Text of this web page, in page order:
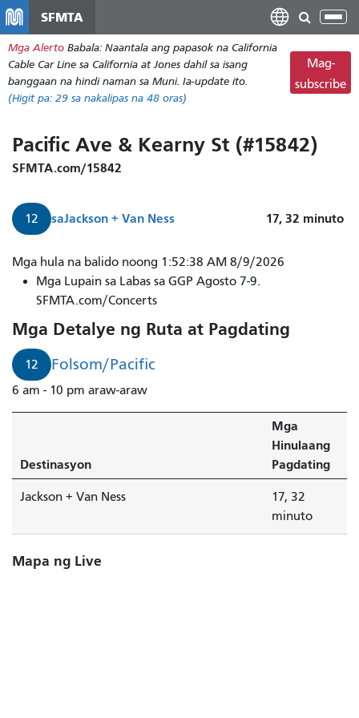
pangunahing
nilalaman
SFMTA
I-
ang
Mga Alerto Babala: Naantala ang papasok na California
Cable Car Line sa California at Jones dahil sa isang
banggaan na hindi naman sa Muni. Ia-update ito.
(Higit pa: 29 sa nakalipas na 48 oras)
Mag-
subscribe
Pacific Ave & Kearny St (#15842)
SFMTA.com/15842
12 saJackson + Van Ness 17, 32 minuto
Mga hula na balido noong 1:52:38 AM 8/9/2026
Mga Lupain sa Labas sa GGP Agosto 7-9.
SFMTA.com/Concerts
Mga Detalye ng Ruta at Pagdating
12 Folsom/Pacific
6 am - 10 pm araw-araw
Destinasyon
Mga
Hinulaang
Pagdating
Jackson + Van Ness
17, 32
minuto
Mapa ng Live